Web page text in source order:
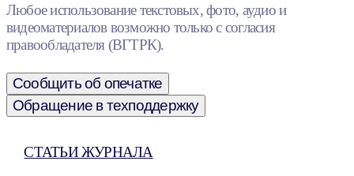
Любое использование текстовых, фото, аудио и
видеоматериалов возможно только с согласия
правообладателя (ВГТРК).
Сообщить об опечатке
Обращение в техподдержку
СТАТЬИ ЖУРНАЛА